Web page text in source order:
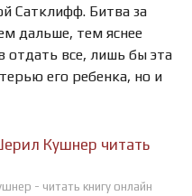
Сатклифф. Битва за
дальше, тем яснее
отдать все, лишь бы эта
его ребенка, но и
Кушнер читать
- читать книгу онлайн